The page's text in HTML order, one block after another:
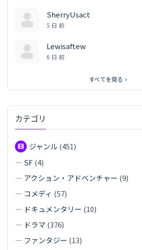
SherryUsact
5 日 前
Lewisaftew
6 日 前
すべてを見る
カテゴリ
ジャンル (451)
— SF (4)
— アクション・アドベンチャー (9)
— コメディ (57)
— ドキュメンタリー (10)
— ドラマ (376)
— ファンタジー (13)